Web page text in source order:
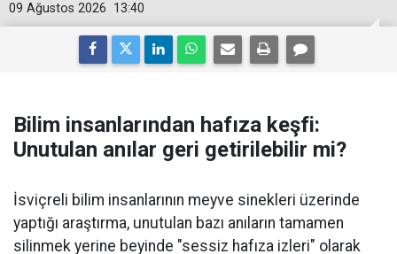
13:40
09 Ağustos 2026
Bilim insanlarından hafıza keşfi:
Unutulan anılar geri getirilebilir mi?
İsviçreli bilim insanlarının meyve sinekleri üzerinde
yaptığı araştırma, unutulan bazı anıların tamamen
silinmek yerine beyinde "sessiz hafıza izleri" olarak